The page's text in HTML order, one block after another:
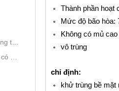
Thành phần hoạt
Mức độ bão hòa:
Không có mủ
vô trùng
chỉ định:
khử trùng bề mặt